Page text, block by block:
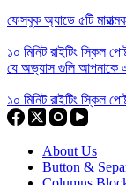
ফেসবুক অ্যাডে ৫টি
১০ মিনিট রাইটিং স্কিল
যে অভ্যাস গুলি আপনাকে
১০ মিনিট রাইটিং স্কিল
About Us
Button &